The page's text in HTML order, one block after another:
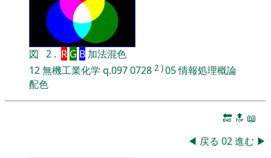
図 2 . R G B加法混色
12無機工業化学 q.0970728 2 )05情報処理概論
配色
🔚 🔝 📖
◀ 戻る 02進む ▶